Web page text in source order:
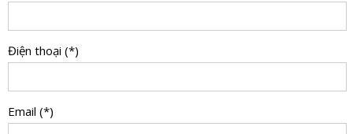
Điện thoại (*)
Email (*)